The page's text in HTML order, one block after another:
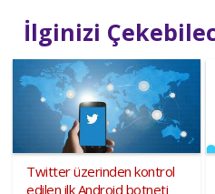
İlginizi
Twitter üzerinden kontrol
edilen ilk Android botneti